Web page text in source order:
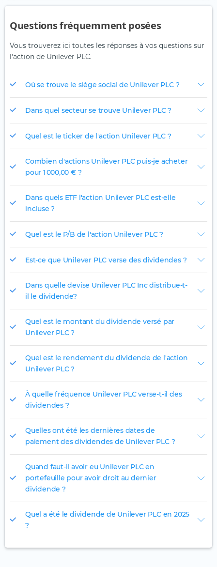
Questions fréquemment posées
Vous trouverez ici toutes les réponses à vos questions sur
l'action de Unilever PLC.
Où se trouve le siège social de Unilever PLC ?
Dans quel secteur se trouve Unilever PLC ?
Quel est le ticker de l'action Unilever PLC ?
Combien d'actions Unilever PLC puis-je acheter
pour 1 000,00 € ?
Dans quels ETF l'action Unilever PLC est-elle
incluse ?
Quel est le P/B de l'action Unilever PLC ?
Est-ce que Unilever PLC verse des dividendes ?
Dans quelle devise Unilever PLC Inc distribue-t-
il le dividende?
Quel est le montant du dividende versé par
Unilever PLC ?
Quel est le rendement du dividende de l'action
Unilever PLC ?
À quelle fréquence Unilever PLC verse-t-il des
dividendes ?
Quelles ont été les dernières dates de
paiement des dividendes de Unilever PLC ?
Quand faut-il avoir eu Unilever PLC en
portefeuille pour avoir droit au dernier
dividende ?
Quel a été le dividende de Unilever PLC en 2025
?